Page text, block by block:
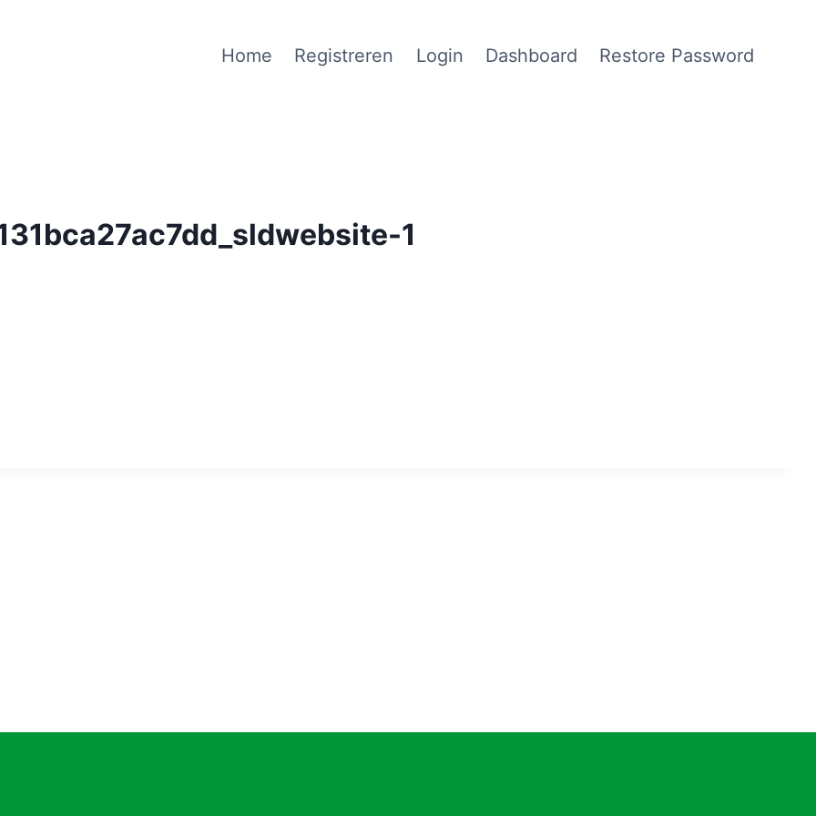
Home Registreren Login Dashboard Restore Password
1